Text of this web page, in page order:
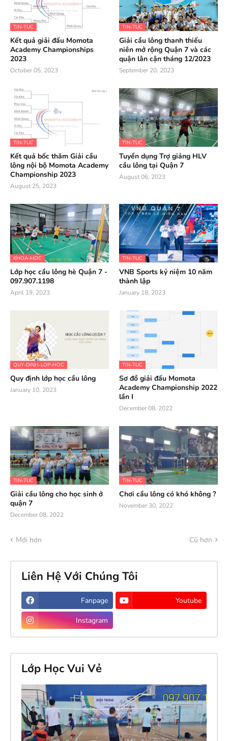
TIN-TUC
Kết quả giải đấu Momota
Academy Championships
2023
October 05, 2023
TIN-TUC
Giải cầu lông thanh thiếu
niên mở rộng Quận 7 và các
quận lân cận tháng 12/2023
September 20, 2023
TIN-TUC
Kết quả bốc thăm Giải cầu
lông nội bộ Momota Academy
Championship 2023
August 25, 2023
TIN-TUC
Tuyển dụng Trợ giảng HLV
cầu lông tại Quận 7
August 06, 2023
KHOA-HOC
Lớp học cầu lông hè Quận 7 -
097.907.1198
April 19, 2023
TIN-TUC
VNB Sports kỷ niệm 10 năm
thành lập
January 18, 2023
QUY-DINH-LOP-HOC
Quy định lớp học cầu lông
January 10, 2023
TIN-TUC
Sơ đồ giải đấu Momota
Academy Championship 2022
lần I
December 08, 2022
TIN-TUC
Giải cầu lông cho học sinh ở
quận 7
December 08, 2022
TIN-TUC
Chơi cầu lông có khó không ?
November 30, 2022
Mới hơn Cũ hơn
Liên Hệ Với Chúng Tôi
Fanpage Youtube
Instagram
Lớp Học Vui Vẻ